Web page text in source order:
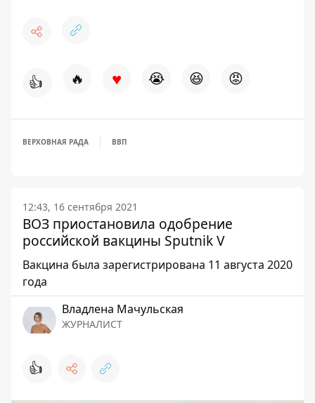
👍 🔥 ♥ 😭 😆 😡
ВЕРХОВНАЯ РАДА ВВП
12:43, 16 сентября 2021
ВОЗ приостановила одобрение
российской вакцины Sputnik V
Вакцина была зарегистрирована 11 августа 2020
года
Владлена Мачульская
ЖУРНАЛИСТ
👍